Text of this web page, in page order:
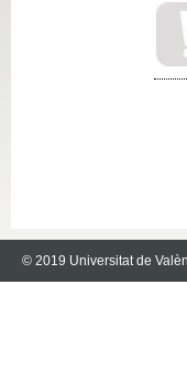
© 2019 Universitat de